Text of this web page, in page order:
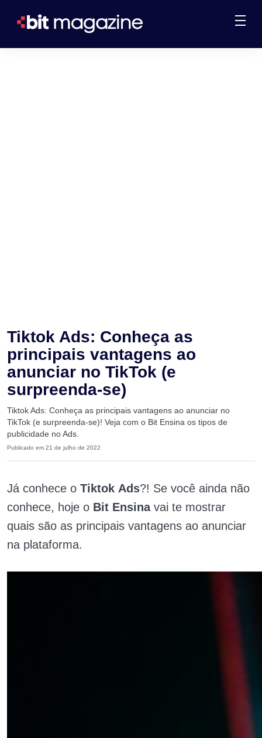
Tiktok Ads: Conheça as
principais vantagens ao
anunciar no TikTok (e
surpreenda-se)
Tiktok Ads: Conheça as principais vantagens ao anunciar no
TikTok (e surpreenda-se)! Veja com o Bit Ensina os tipos de
publicidade no Ads.
Publicado em 21 de julho de 2022
Já conhece o Tiktok Ads?! Se você ainda não
conhece, hoje o Bit Ensinavai te mostrar
quais são as principais vantagens ao anunciar
na plataforma.